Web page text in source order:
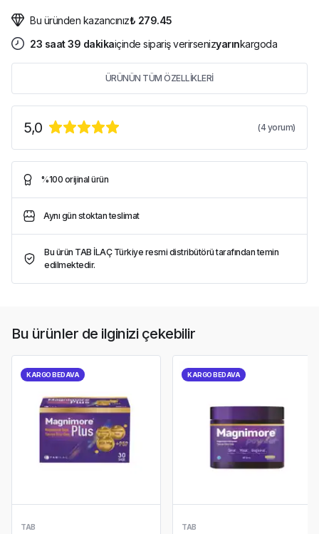
Bu üründen kazancınız₺ 279.45
23 saat 39 dakikaiçinde sipariş verirsenizyarınkargoda
ÜRÜNÜN TÜM ÖZELLİKLERİ
5,0 (4yorum)
%100 orijinal ürün
Aynı gün stoktan teslimat
Bu ürün TAB İLAÇ Türkiye resmi distribütörü tarafından temin
edilmektedir.
Bu ürünler de ilginizi çekebilir
KARGO BEDAVA
TAB
KARGO BEDAVA
TAB